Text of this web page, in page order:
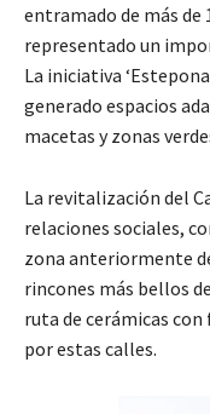
entramado de más de
representado un
La iniciativa
generado espacios
macetas y zonas
La revitalización del
relaciones sociales,
zona anteriormente
rincones más bellos
ruta de cerámicas
por estas calles.